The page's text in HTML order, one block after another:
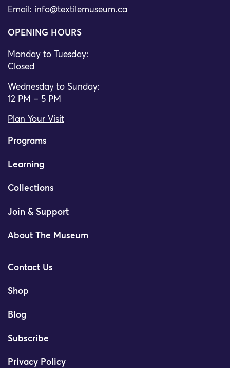
Email: info@textilemuseum.ca
OPENING HOURS
Monday to Tuesday:
Closed
Wednesday to Sunday:
12 PM – 5 PM
Plan Your Visit
Programs
Learning
Collections
Join & Support
About The Museum
Contact Us
Shop
Blog
Subscribe
Privacy Policy